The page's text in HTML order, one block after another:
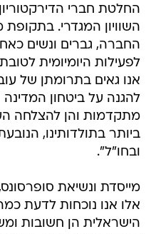
החלטת חברי
השוויון המגדרי.
החברה, גברים ונשים
לפעילות היומיומית
אנו גאים בתרומתן של
להגנה על ביטחון המדינה
מתקדמות והן להצלחה
ביותר בתולדותינו,
ובחו"ל".
מייסדת ונשיאת
אלו אנו נוכחות לדעת
הישראלית הן חשובות